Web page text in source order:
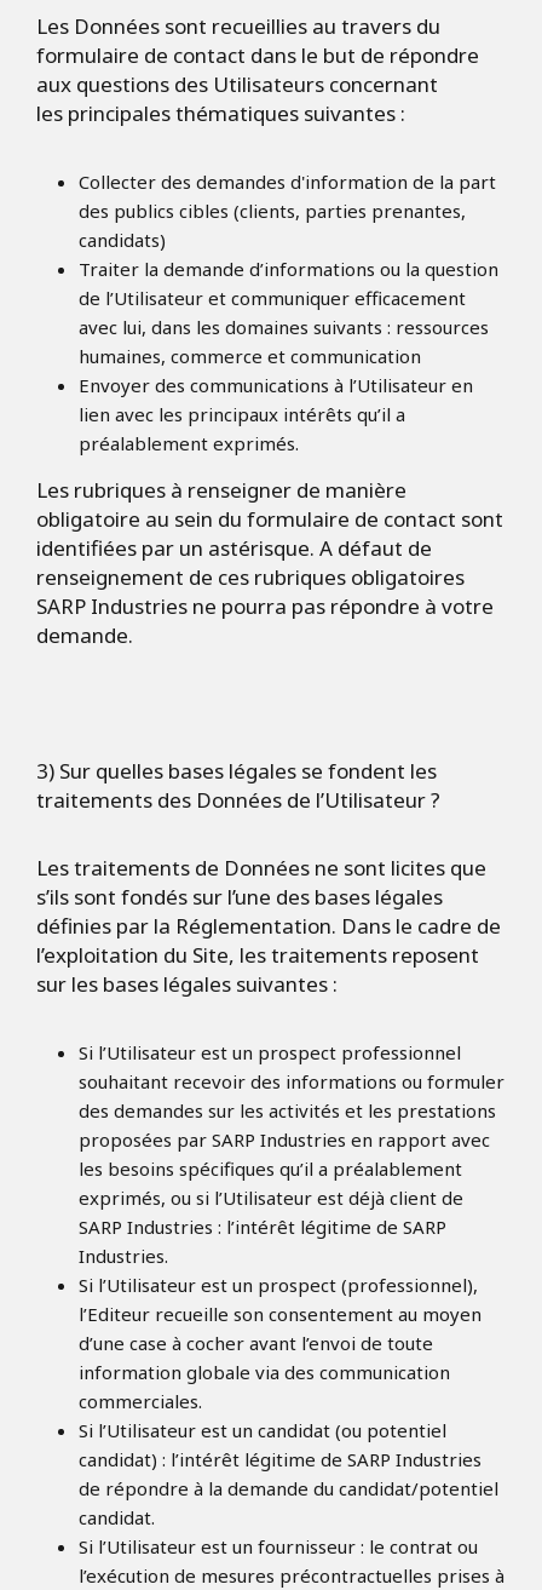
Les Données sont recueillies au travers du
formulaire de contact dans le but de répondre
aux questions des Utilisateurs concernant
les principales thématiques suivantes :
Collecter des demandes d'information de la part
des publics cibles (clients, parties prenantes,
candidats)
Traiter la demande d’informations ou la question
de l’Utilisateur et communiquer efficacement
avec lui, dans les domaines suivants : ressources
humaines, commerce et communication
Envoyer des communications à l’Utilisateur en
lien avec les principaux intérêts qu’il a
préalablement exprimés.
Les rubriques à renseigner de manière
obligatoire au sein du formulaire de contact sont
identifiées par un astérisque. A défaut de
renseignement de ces rubriques obligatoires
SARP Industries ne pourra pas répondre à votre
demande.
3) Sur quelles bases légales se fondent les
traitements des Données de l’Utilisateur ?
Les traitements de Données ne sont licites que
s’ils sont fondés sur l’une des bases légales
définies par la Réglementation. Dans le cadre de
l’exploitation du Site, les traitements reposent
sur les bases légales suivantes :
Si l’Utilisateur est un prospect professionnel
souhaitant recevoir des informations ou formuler
des demandes sur les activités et les prestations
proposées par SARP Industries en rapport avec
les besoins spécifiques qu’il a préalablement
exprimés, ou si l’Utilisateur est déjà client de
SARP Industries : l’intérêt légitime de SARP
Industries.
Si l’Utilisateur est un prospect (professionnel),
l’Editeur recueille son consentement au moyen
d’une case à cocher avant l’envoi de toute
information globale via des communication
commerciales.
Si l’Utilisateur est un candidat (ou potentiel
candidat) : l’intérêt légitime de SARP Industries
de répondre à la demande du candidat/potentiel
candidat.
Si l’Utilisateur est un fournisseur : le contrat ou
l’exécution de mesures précontractuelles prises à